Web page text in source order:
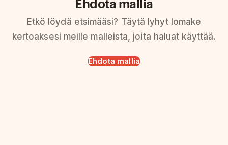
Etkö löydä etsimääsi? Täytä lyhyt lomake
kertoaksesi meille malleista, joita haluat käyttää.
Ehdota mallia